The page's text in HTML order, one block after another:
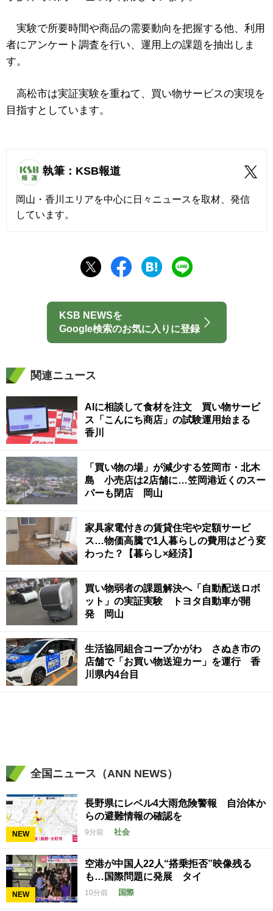
実験で所要時間や商品の需要動向を把握する他、利用
者にアンケート調査を行い、運用上の課題を抽出しま
す。
高松市は実証実験を重ねて、買い物サービスの実現を
目指すとしています。
執筆：KSB報道
岡山・香川エリアを中心に日々ニュースを取材、発信
しています。
KSB NEWSを
Google検索のお気に入りに登録
関連ニュース
AIに相談して食材を注文 買い物サービ
ス「こんにち商店」の試験運用始まる
香川
「買い物の場」が減少する笠岡市・北木
島 小売店は2店舗に…笠岡港近くのスー
パーも閉店 岡山
家具家電付きの賃貸住宅や定額サービ
ス…物価高騰で1人暮らしの費用はどう変
わった？【暮らし×経済】
買い物弱者の課題解決へ「自動配送ロボ
ット」の実証実験 トヨタ自動車が開
発 岡山
生活協同組合コープかがわ さぬき市の
店舗で「お買い物送迎カー」を運行 香
川県内4台目
全国ニュース（ANN NEWS）
NEW
長野県にレベル4大雨危険警報 自治体か
らの避難情報の確認を
9分前 社会
NEW
空港が中国人22人“搭乗拒否”映像残る
も…国際問題に発展 タイ
10分前 国際